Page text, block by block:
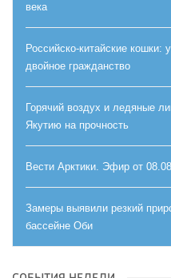
века
Российско-китайские кошки:
двойное гражданство
Горячий воздух и ледяные
Якутию на прочность
Вести Арктики. Эфир от
Замеры выявили резкий
бассейне Оби